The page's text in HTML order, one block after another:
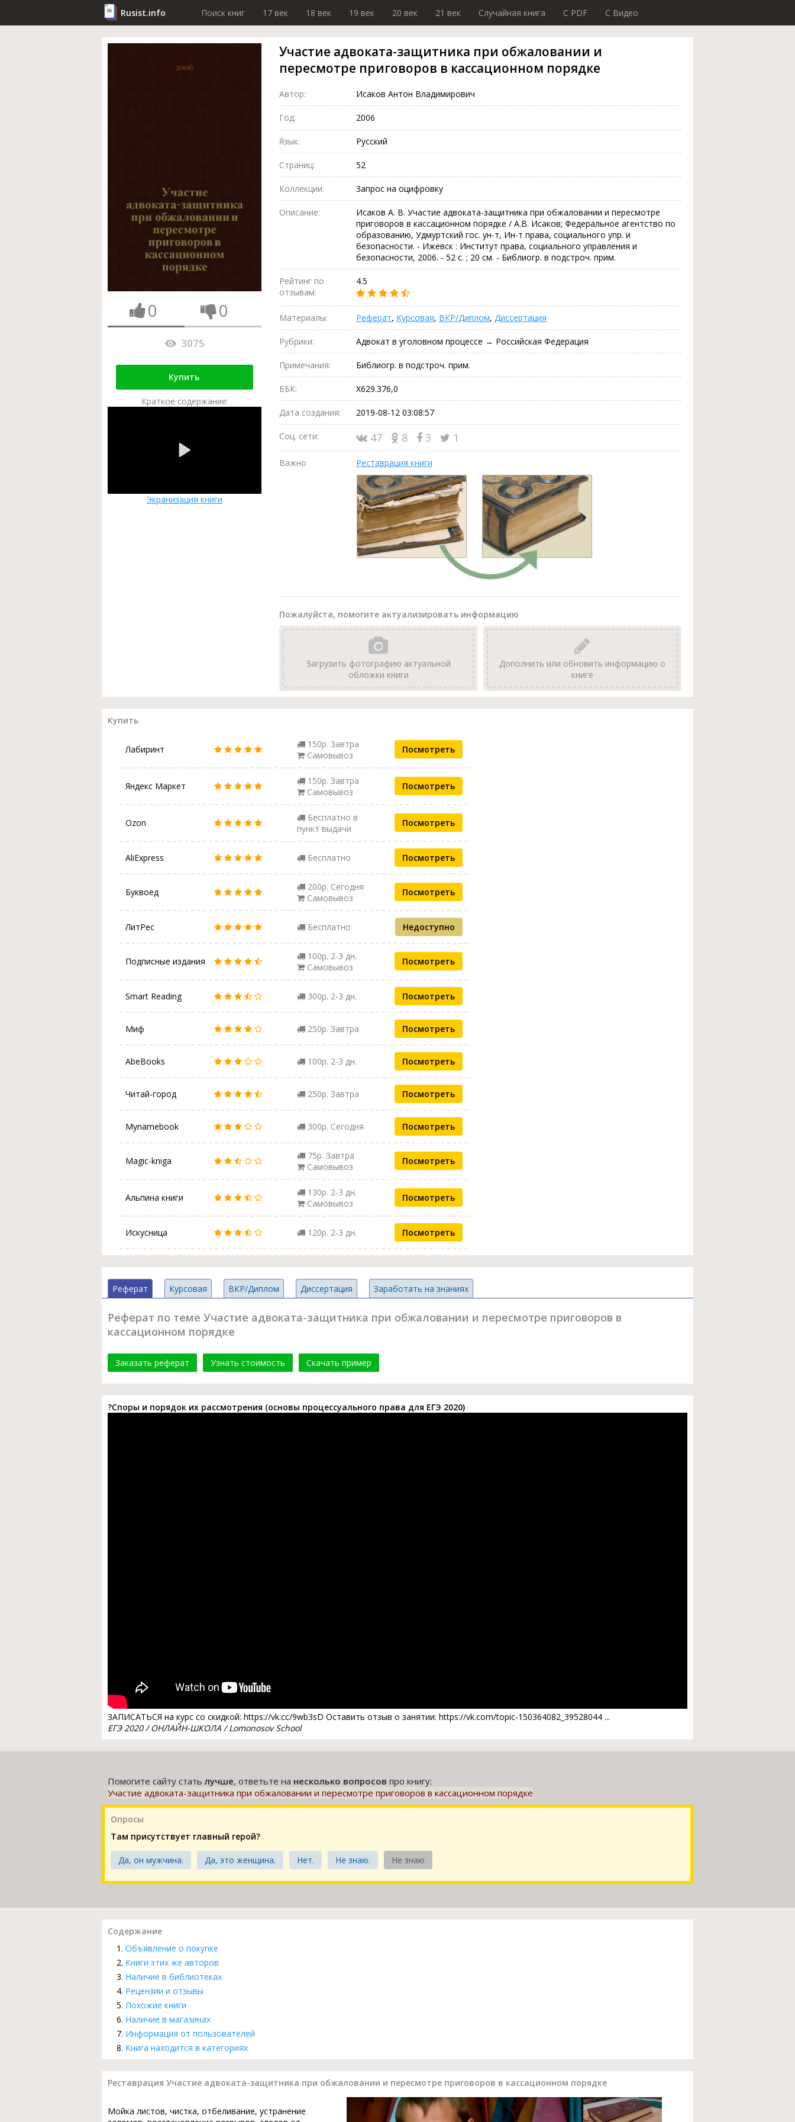
Rusist.info Поиск книг 17 век 18 век 19 век 20 век 21 век Случайная книга C PDF C Видео
0 0
3075
Купить
Краткое содержание:
Экранизация книги
Участие адвоката-защитника при обжаловании и
пересмотре приговоров в кассационном порядке
Автор: Исаков Антон Владимирович
Год: 2006
Язык: Русский
Страниц: 52
Коллекции: Запрос на оцифровку
Описание:
Исаков А. В. Участие адвоката-защитника при обжаловании и пересмотре
приговоров в кассационном порядке / А.В. Исаков; Федеральное агентство по
образованию, Удмуртский гос. ун-т, Ин-т права, социального упр. и
безопасности. - Ижевск : Институт права, социального управления и
безопасности, 2006. - 52 с. ; 20 см. - Библиогр. в подстроч. прим.
Рейтинг по
отзывам:
4.5
Материалы: Реферат, Курсовая, ВКР/Диплом, Диссертация
Рубрики: Адвокат в уголовном процессе → Российская Федерация
Примечания: Библиогр. в подстроч. прим.
ББК: Х629.376,0
Дата создания: 2019-08-12 03:08:57
Соц. сети: 47 8 3 1
Важно Реставрация книги
Пожалуйста, помогите актуализировать информацию
Загрузить фотографию актуальной
обложки книги
Дополнить или обновить информацию о
книге
Купить
Лабиринт
150р. Завтра
Самовывоз
Посмотреть
Яндекс Маркет
150р. Завтра
Самовывоз
Посмотреть
Ozon
Бесплатно в
пункт выдачи
Посмотреть
AliExpress Бесплатно Посмотреть
Буквоед
200р. Сегодня
Самовывоз
Посмотреть
ЛитРес Бесплатно Недоступно
Подписные издания
100р. 2-3 дн.
Самовывоз
Посмотреть
Smart Reading 300р. 2-3 дн. Посмотреть
Миф 250р. Завтра Посмотреть
AbeBooks 100р. 2-3 дн. Посмотреть
Читай-город 250р. Завтра Посмотреть
Mynamebook 300р. Сегодня Посмотреть
Magic-kniga
75р. Завтра
Самовывоз
Посмотреть
Альпина книги
130р. 2-3 дн.
Самовывоз
Посмотреть
Искусница 120р. 2-3 дн. Посмотреть
Реферат Курсовая ВКР/Диплом Диссертация Заработать на знаниях
Реферат по теме Участие адвоката-защитника при обжаловании и пересмотре приговоров в
кассационном порядке
Заказать реферат Узнать стоимость Скачать пример
?Споры и порядок их рассмотрения (основы процессуального права для ЕГЭ 2020)
ЗАПИСАТЬСЯ на курс со скидкой: https://vk.cc/9wb3sD Оставить отзыв о занятии: https://vk.com/topic-150364082_39528044 ...
ЕГЭ 2020 / ОНЛАЙН-ШКОЛА / Lomonosov School
Помогите сайту статьлучше, ответьте на несколько вопросов про книгу:
Участие адвоката-защитника при обжаловании и пересмотре приговоров в кассационном порядке
Опросы
Там присутствует главный герой?
Да, он мужчина. Да, это женщина. Нет. Не знаю. Не знаю
Содержание
Объявление о покупке
Книги этих же авторов
Наличие в библиотеках
Рецензии и отзывы
Похожие книги
Наличие в магазинах
Информация от пользователей
Книга находится в категориях
Реставрация Участие адвоката-защитника при обжаловании и пересмотре приговоров в кассационном порядке
Мойка листов, чистка, отбеливание, устранение